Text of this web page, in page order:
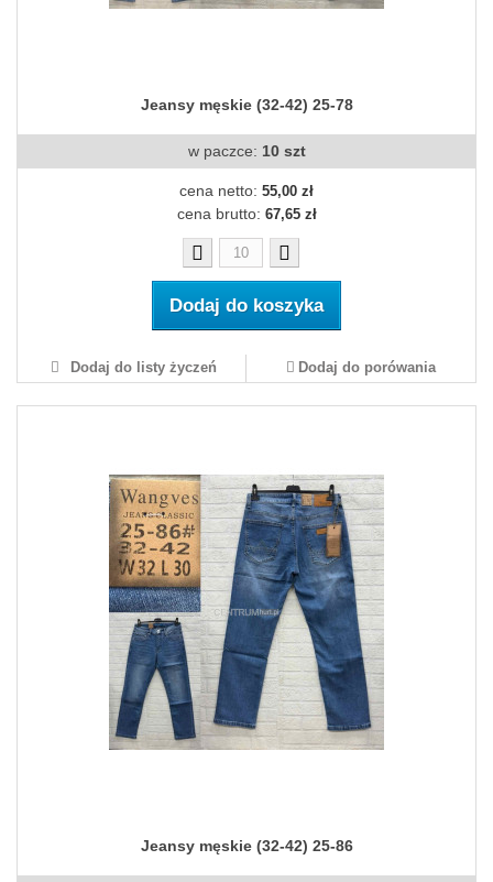
Jeansy męskie (32-42) 25-78
w paczce: 10 szt
cena netto: 55,00 zł
cena brutto: 67,65 zł
Dodaj do koszyka
Dodaj do listy życzeń Dodaj do porówania
Jeansy męskie (32-42) 25-86